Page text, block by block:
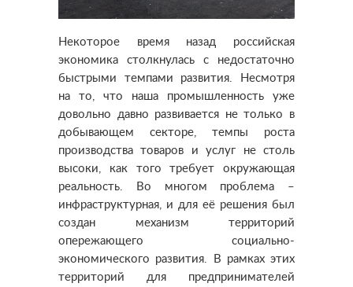
Некоторое время назад российская
экономика столкнулась с недостаточно
быстрыми темпами развития.
Несмотря
на то, что наша промышленность уже
довольно давно развивается не только в
добывающем секторе, темпы роста
производства товаров и услуг не столь
высоки, как того требует окружающая
реальность. Во многом проблема –
инфраструктурная, и для её решения был
создан механизм территорий
опережающего социально-
экономического развития. В рамках этих
территорий для предпринимателей